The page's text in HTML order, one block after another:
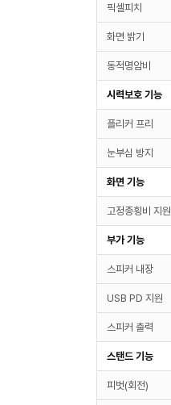
픽셀피치
화면 밝기
동적명암비
시력보호 기능
플리커 프리
눈부심 방지
화면 기능
고정종횡비 지원
부가 기능
스피커 내장
USB PD 지원
스피커 출력
스탠드 기능
피벗(회전)